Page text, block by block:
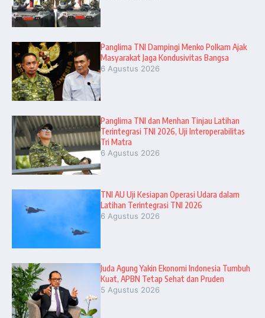
Panglima TNI Dampingi Menko Polkam Ajak
Masyarakat Jaga Kondusivitas Bangsa
6 Agustus 2026
Panglima TNI dan Menhan Tinjau Latihan
Terintegrasi TNI 2026, Uji Interoperabilitas
Tri Matra
6 Agustus 2026
TNI AU Uji Kesiapan Operasi Udara dalam
Latihan Terintegrasi TNI 2026
6 Agustus 2026
Juda Agung Yakin Ekonomi Indonesia Tumbuh
Kuat, APBN Tetap Sehat dan Pruden
5 Agustus 2026